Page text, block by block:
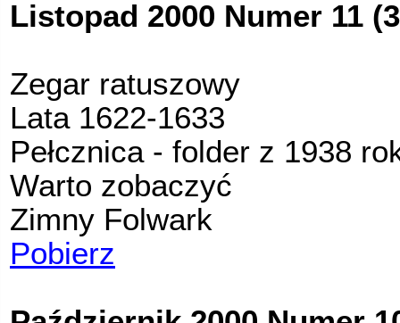
Listopad 2000 Numer 11
Zegar ratuszowy
Lata 1622-1633
Pełcznica - folder z 1938
Warto zobaczyć
Zimny Folwark
Pobierz